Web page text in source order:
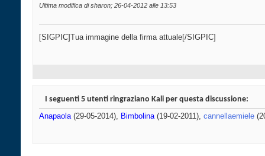
Ultima modifica di sharon; 26-04-2012 alle 13:53
[SIGPIC]Tua immagine della firma attuale[/SIGPIC]
I seguenti 5 utenti ringraziano Kali per questa discussione:
Anapaola(29-05-2014), Bimbolina(19-02-2011), cannellaemiele